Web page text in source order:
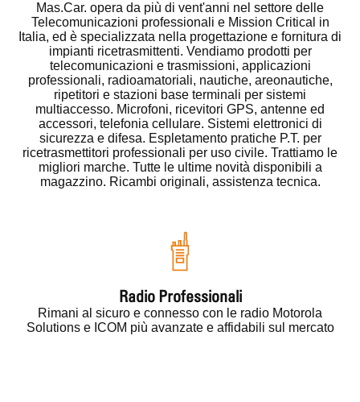
Mas.Car. opera da più di vent'anni nel settore delle
Telecomunicazioni professionali e Mission Critical in
Italia, ed è specializzata nella progettazione e fornitura di
impianti ricetrasmittenti. Vendiamo prodotti per
telecomunicazioni e trasmissioni, applicazioni
professionali, radioamatoriali, nautiche, areonautiche,
ripetitori e stazioni base terminali per sistemi
multiaccesso. Microfoni, ricevitori GPS, antenne ed
accessori, telefonia cellulare. Sistemi elettronici di
sicurezza e difesa. Espletamento pratiche P.T. per
ricetrasmettitori professionali per uso civile. Trattiamo le
migliori marche. Tutte le ultime novità disponibili a
magazzino. Ricambi originali, assistenza tecnica.
Radio Professionali
Rimani al sicuro e connesso con le radio Motorola
Solutions e ICOM più avanzate e affidabili sul mercato